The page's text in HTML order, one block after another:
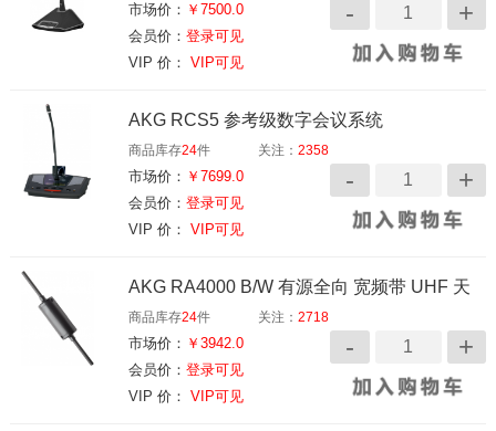
市场价： ￥7500.0
会员价：登录可见
VIP 价： VIP可见
AKG RCS5 参考级数字会议系统
商品库存24件 关注：2358
市场价： ￥7699.0
会员价：登录可见
VIP 价： VIP可见
AKG RA4000 B/W 有源全向 宽频带 UHF 天
线
商品库存24件 关注：2718
市场价： ￥3942.0
会员价：登录可见
VIP 价： VIP可见